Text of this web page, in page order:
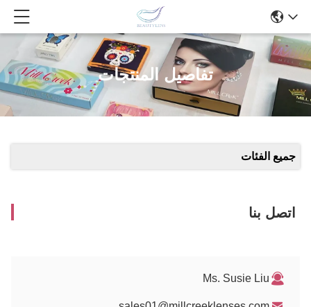
تفاصيل المنتجات
جميع الفئات
اتصل بنا
Ms. Susie Liu